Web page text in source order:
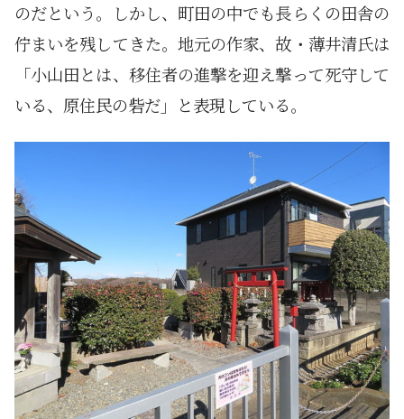
のだという。しかし、町田の中でも長らくの田舎の
佇まいを残してきた。地元の作家、故・薄井清氏は
「小山田とは、移住者の進撃を迎え撃って死守して
いる、原住民の砦だ」と表現している。